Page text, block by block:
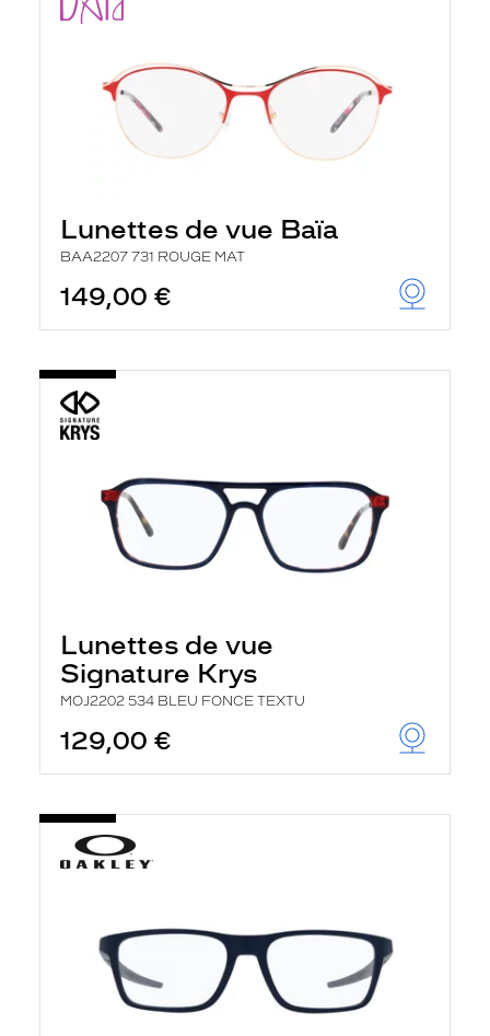
Lunettes de vue Baïa
BAA2207 731 ROUGE MAT
149,00 €
Lunettes de vue
Signature Krys
MOJ2202 534 BLEU FONCE TEXTU
129,00 €